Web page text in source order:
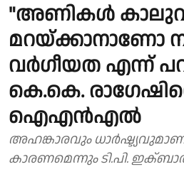
"അണികള്‍
മറയ്ക്കാനാണോ
വര്‍ഗീയത എന്ന്
കെ.കെ.
ഐഎന്‍എല്‍
അഹങ്കാരവും
കാരണമെന്നും ടി.പി.